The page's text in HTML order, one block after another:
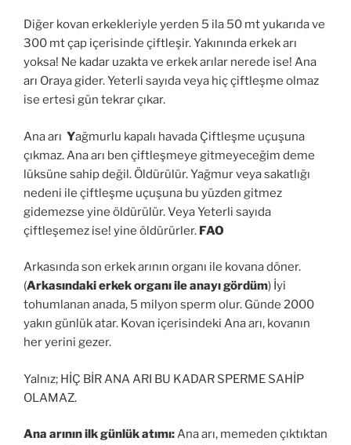
Diğer kovan erkekleriyle yerden 5 ila 50 mt yukarıda ve
300 mt çap içerisinde çiftleşir. Yakınında erkek arı
yoksa! Ne kadar uzakta ve erkek arılar nerede ise! Ana
arı Oraya gider. Yeterli sayıda veya hiç çiftleşme olmaz
ise ertesi gün tekrar çıkar.
Ana arı Yağmurlu kapalı havada Çiftleşme uçuşuna
çıkmaz. Ana arı ben çiftleşmeye gitmeyeceğim deme
lüksüne sahip değil. Öldürülür. Yağmur veya sakatlığı
nedeni ile çiftleşme uçuşuna bu yüzden gitmez
gidemezse yine öldürülür. Veya Yeterli sayıda
çiftleşemez ise! yine öldürürler. FAO
Arkasında son erkek arının organı ile kovana döner.
(Arkasındaki erkek organı ile anayı gördüm) İyi
tohumlanan anada, 5 milyon sperm olur. Günde 2000
yakın günlük atar. Kovan içerisindeki Ana arı, kovanın
her yerini gezer.
Yalnız; HİÇ BİR ANA ARI BU KADAR SPERME SAHİP
OLAMAZ.
Ana arının ilk günlük atımı:Ana arı, memeden çıktıktan